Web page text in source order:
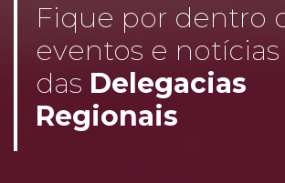
Fique por dentro
eventos e notícias
das Delegacias
Regionais